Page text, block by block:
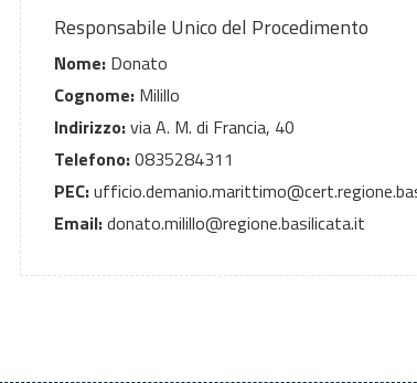
Responsabile Unico del Procedimento
Nome: Donato
Cognome: Milillo
Indirizzo:via A. M. di Francia, 40
Telefono:0835284311
PEC:
Email:donato.milillo@regione.basilicata.it